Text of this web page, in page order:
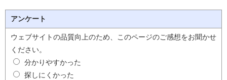
アンケート
ウェブサイトの品質向上のため、このページのご感想をお聞かせ
ください。
分かりやすかった
探しにくかった